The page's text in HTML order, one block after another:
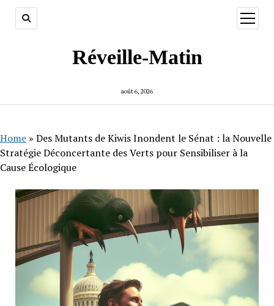
Réveille-Matin
août 6, 2026
ouvrir
menu
Home » Des Mutants de Kiwis Inondent le Sénat : la Nouvelle
Stratégie Déconcertante des Verts pour Sensibiliser à la
Cause Écologique